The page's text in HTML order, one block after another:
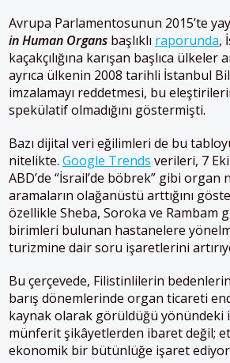
Avrupa Parlamentosunun 2015’te
in Human Organs başlıklı raporunda,
kaçakçılığına karışan başlıca ülkeler
ayrıca ülkenin 2008 tarihli İstanbul
imzalamayı reddetmesi, bu
spekülatif olmadığını göstermişti.
Bazı dijital veri eğilimleri de bu
nitelikte. Google Trends verileri, 7
ABD’de “İsrail’de böbrek” gibi organ
aramaların olağanüstü arttığını
özellikle Sheba, Soroka ve Rambam
birimleri bulunan hastanelere
turizmine dair soru işaretlerini
Bu çerçevede, Filistinlilerin
barış dönemlerinde organ ticareti
kaynak olarak görüldüğü yönündeki
münferit şikâyetlerden ibaret değil;
ekonomik bir bütünlüğe işaret